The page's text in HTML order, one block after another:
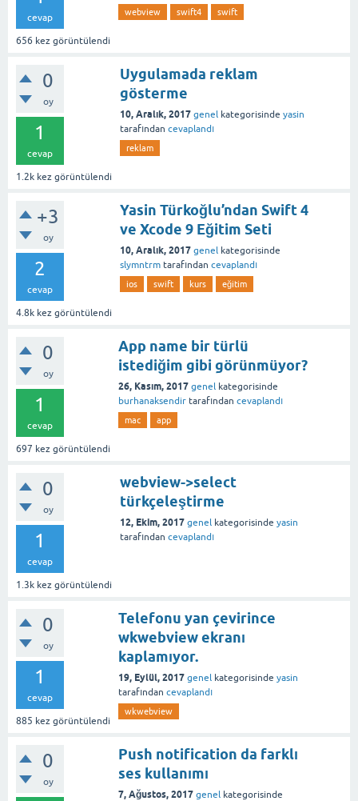
cevap
656 kez görüntülendi
webview swift4 swift
0
oy
1
cevap
1.2k kez görüntülendi
Uygulamada reklam
gösterme
10, Aralık, 2017 genel kategorisinde yasin
tarafından cevaplandı
reklam
+3
oy
2
cevap
4.8k kez görüntülendi
Yasin Türkoğlu’ndan Swift 4
ve Xcode 9 Eğitim Seti
10, Aralık, 2017 genel kategorisinde
slymntrm tarafından cevaplandı
ios swift kurs eğitim
0
oy
1
cevap
697 kez görüntülendi
App name bir türlü
istediğim gibi görünmüyor?
26, Kasım, 2017 genel kategorisinde
burhanaksendir tarafından cevaplandı
mac app
0
oy
1
cevap
1.3k kez görüntülendi
webview->select
türkçeleştirme
12, Ekim, 2017 genel kategorisinde yasin
tarafından cevaplandı
0
oy
1
cevap
885 kez görüntülendi
Telefonu yan çevirince
wkwebview ekranı
kaplamıyor.
19, Eylül, 2017 genel kategorisinde yasin
tarafından cevaplandı
wkwebview
0
oy
Push notification da farklı
ses kullanımı
7, Ağustos, 2017 genel kategorisinde